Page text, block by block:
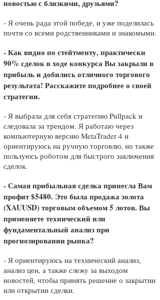
новостью с близкими, друзьями?
- Я очень рада этой победе, и уже поделилась
почти со всеми родственниками и знакомыми.
- Как видно по стейтменту, практически
90% сделок в ходе конкурса Вы закрыли в
прибыль и добились отличного торгового
результата! Расскажите подробнее о своей
стратегии.
- Я выбрала для себя стратегию Pullpack и
следовала за трендом. Я работаю через
компьютерную версию MetaTrader 4 и
ориентируюсь на ручную торговлю, но также
пользуюсь роботом для быстрого заключения
сделок.
- Самая прибыльная сделка принесла Вам
профит $5480. Это была продажа золота
(XAUUSD) торговым объемом 5 лотов. Вы
применяете технический или
фундаментальный анализ при
прогнозировании рынка?
- Я ориентируюсь на технический анализ,
анализ цен, а также слежу за выходом
новостей, чтобы принять решение о закрытии
или открытии сделки.